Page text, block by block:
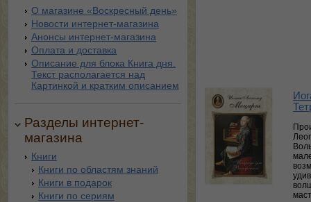
О магазине «Воскресный день»
Новости интернет-магазина
Анонсы интернет-магазина
Оплата и доставка
Описание для блока Книга дня.
Текст располагается над
Картинкой и кратким описанием
Разделы интернет-
магазина
Книги
Книги по областям знаний
Книги в подарок
Книги по сериям